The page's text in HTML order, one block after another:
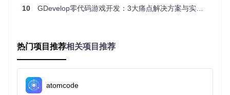
组合不同的条件和动作，就能实现复杂的游戏规则。
19da1b822613/GDJS/docs/media/GDevelop JavaScript eve
小测验：你认为这个事件系统还能用于什么场景？提示：想想
日常生活中的"如果...就..."场景。
10 GDevelop零代码游戏开发：3大痛点解决方案与实战案例
热门项目推荐相关项目推荐
atomcode